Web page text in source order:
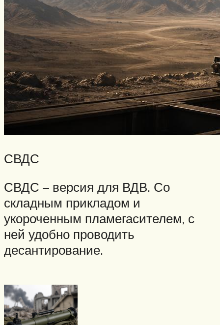
СВДС
СВДС – версия для ВДВ. Со
складным прикладом и
укороченным пламегасителем, с
ней удобно проводить
десантирование.